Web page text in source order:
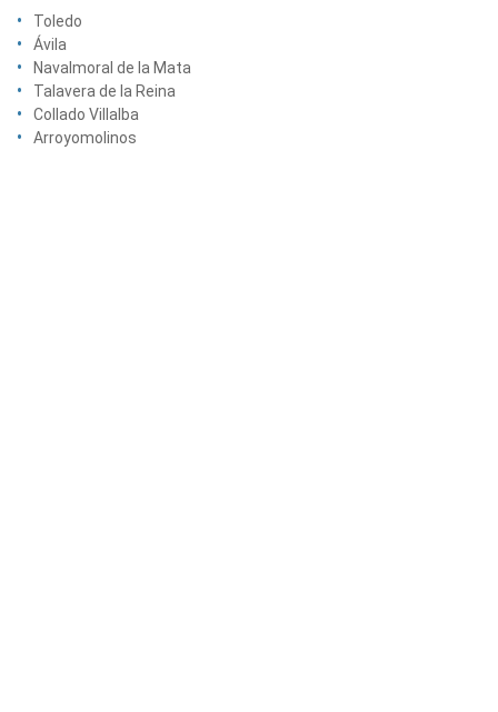
Toledo
Ávila
Navalmoral de la Mata
Talavera de la Reina
Collado Villalba
Arroyomolinos